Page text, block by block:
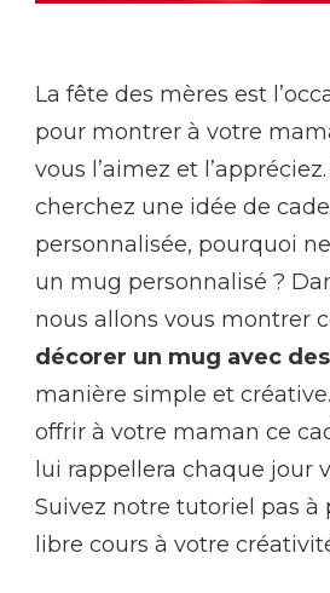
La fête des mères est
pour montrer à votre
vous l’aimez et
cherchez une idée de
personnalisée, pourquoi
un mug personnalisé ?
nous allons vous montrer
décorer un mug avec
manière simple et
offrir à votre maman ce
lui rappellera chaque jour
Suivez notre tutoriel pas à
libre cours à votre